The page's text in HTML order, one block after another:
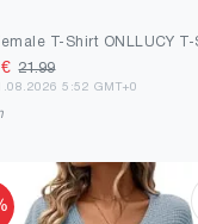
€21.99
5:52 GMT+0